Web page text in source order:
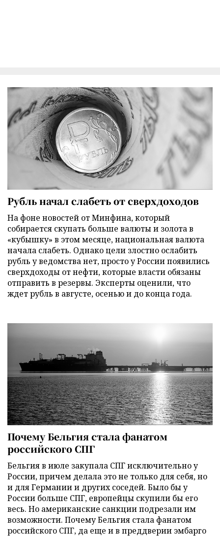
Рубль начал слабеть от сверхдоходов
На фоне новостей от Минфина, который
собирается скупать больше валюты и золота в
«кубышку» в этом месяце, национальная валюта
начала слабеть. Однако цели злостно ослабить
рубль у ведомства нет, просто у России появились
сверхдоходы от нефти, которые власти обязаны
отправить в резервы. Эксперты оценили, что
ждет рубль в августе, осенью и до конца года.
Почему Бельгия стала фанатом
российского СПГ
Бельгия в июле закупала СПГ исключительно у
России, причем делала это не только для себя, но
и для Германии и других соседей. Было бы у
России больше СПГ, европейцы скупили бы его
весь. Но американские санкции подрезали им
возможности. Почему Бельгия стала фанатом
российского СПГ, да еще и в преддверии эмбарго